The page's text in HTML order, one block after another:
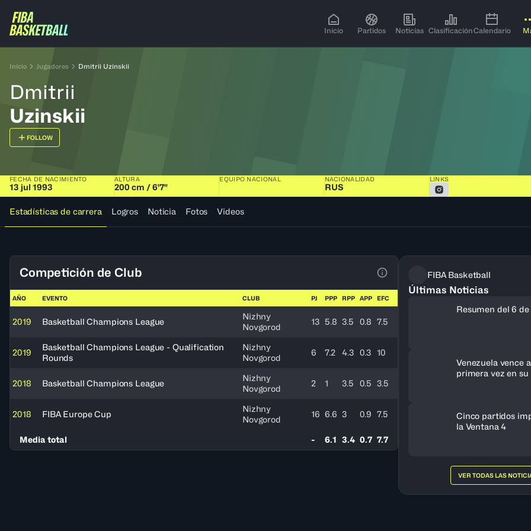
Inicio Partidos Noticias ClasificaciónCalendario
Inicio Jugadores Dmitrii Uzinskii
Dmitrii
Uzinskii
FOLLOW
FECHA DE NACIMIENTO
13 jul 1993
ALTURA
200 cm / 6'7"
EQUIPO NACIONAL NACIONALIDAD
RUS
LINKS
Estadísticas de carrera Logros Noticia Fotos Videos
Competición de Club
Ver la leyenda
AÑO EVENTO CLUB PJ PPP RPP APP EFC
2019 Basketball Champions League
Nizhny
Novgorod
13 5.8 3.5 0.8 7.5
2019
Basketball Champions League - Qualification
Rounds
Nizhny
Novgorod
6 7.2 4.3 0.3 10
2018 Basketball Champions League
Nizhny
Novgorod
2 1 3.5 0.5 3.5
2018 FIBA Europe Cup
Nizhny
Novgorod
16 6.6 3 0.9 7.5
Media total - 6.1 3.4 0.7 7.7
FIBA Basketball
Últimas Noticias
Resumen del 6 de
Venezuela vence
primera vez en
Cinco partidos
la Ventana 4
VER TODAS LAS